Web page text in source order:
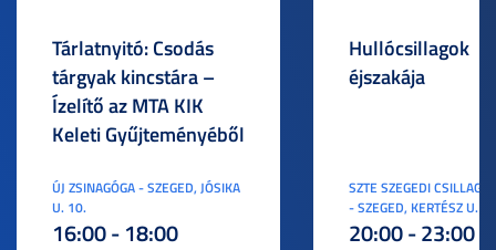
Tárlatnyitó: Csodás
tárgyak kincstára –
Ízelítő az MTA KIK
Keleti Gyűjteményéből
ÚJ ZSINAGÓGA - SZEGED, JÓSIKA
U. 10.
16:00 - 18:00
Hullócsillagok
éjszakája
SZTE SZEGEDI
- SZEGED, KERTÉSZ U. 3.
20:00 - 23:00